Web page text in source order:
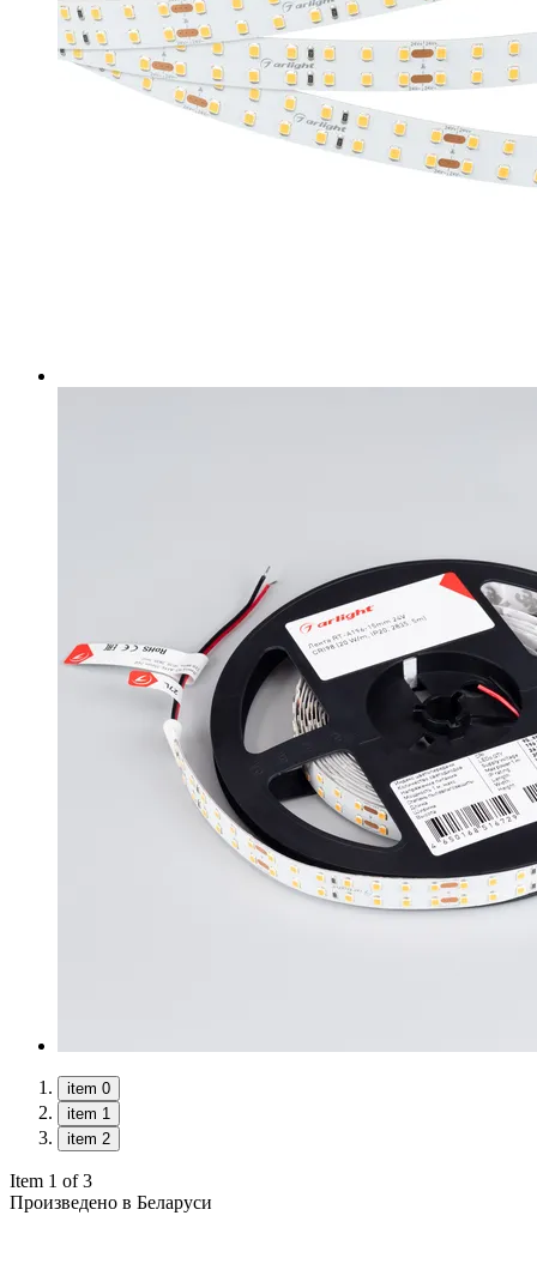
item 0
item 1
item 2
Item 1 of 3
Произведено в Беларуси